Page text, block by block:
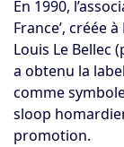
En 1990,
France’, créée
Louis Le Bellec
a obtenu la
comme
sloop
promotion.